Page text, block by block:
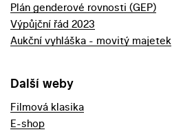
Plán genderové rovnosti (GEP)
Výpůjční řád 2023
Aukční vyhláška - movitý majetek
Další weby
Filmová klasika
E-shop